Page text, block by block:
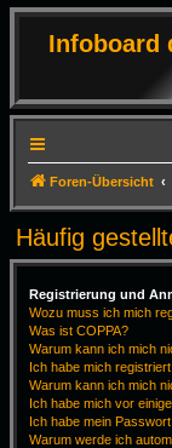
Infoboard
Foren-Übersicht
Häufig
Registrierung und
Wozu muss ich mich
Was ist COPPA?
Warum kann ich mich
Ich habe mich
Warum kann ich mich
Ich habe mich vor
Ich habe mein
Warum werde ich